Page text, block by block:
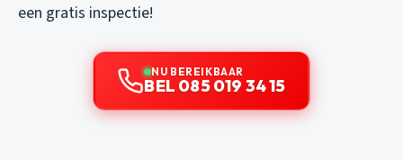
een gratis inspectie!
NU BEREIKBAAR
BEL 085 019 34 15